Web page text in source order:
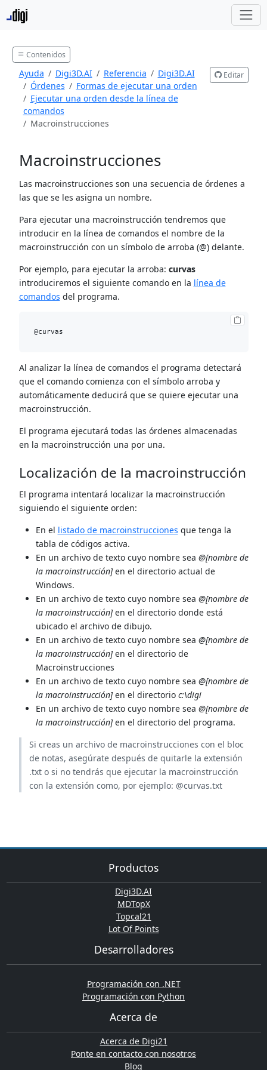
Contenidos
Ayuda Digi3D.AI Referencia
Digi3D.AI
Órdenes
Formas de ejecutar una orden
Ejecutar una orden desde la línea de
comandos
Macroinstrucciones
Editar
Macroinstrucciones
Las macroinstrucciones son una secuencia de órdenes a
las que se les asigna un nombre.
Para ejecutar una macroinstrucción tendremos que
introducir en la línea de comandos el nombre de la
macroinstrucción con un símbolo de arroba (@) delante.
Por ejemplo, para ejecutar la arroba: curvas
introduciremos el siguiente comando en la línea de
comandos del programa.
Al analizar la línea de comandos el programa detectará
que el comando comienza con el símbolo arroba y
automáticamente deducirá que se quiere ejecutar una
macroinstrucción.
El programa ejecutará todas las órdenes almacenadas
en la macroinstrucción una por una.
Localización de la macroinstrucción
El programa intentará localizar la macroinstrucción
siguiendo el siguiente orden:
En el listado de macroinstrucciones que tenga la
tabla de códigos activa.
En un archivo de texto cuyo nombre sea @[nombre de
la macroinstrucción]en el directorio actual de
Windows.
En un archivo de texto cuyo nombre sea @[nombre de
la macroinstrucción]en el directorio donde está
ubicado el archivo de dibujo.
En un archivo de texto cuyo nombre sea @[nombre de
la macroinstrucción]en el directorio de
Macroinstrucciones
En un archivo de texto cuyo nombre sea @[nombre de
la macroinstrucción]en el directorio c:\digi
En un archivo de texto cuyo nombre sea @[nombre de
la macroinstrucción]en el directorio del programa.
Si creas un archivo de macroinstrucciones con el bloc
de notas, asegúrate después de quitarle la extensión
.txt o si no tendrás que ejecutar la macroinstrucción
con la extensión como, por ejemplo: @curvas.txt
Productos
Digi3D.AI
MDTopX
Topcal21
Lot Of Points
Desarrolladores
Programación con .NET
Programación con Python
Acerca de
Acerca de Digi21
Ponte en contacto con nosotros
Blog